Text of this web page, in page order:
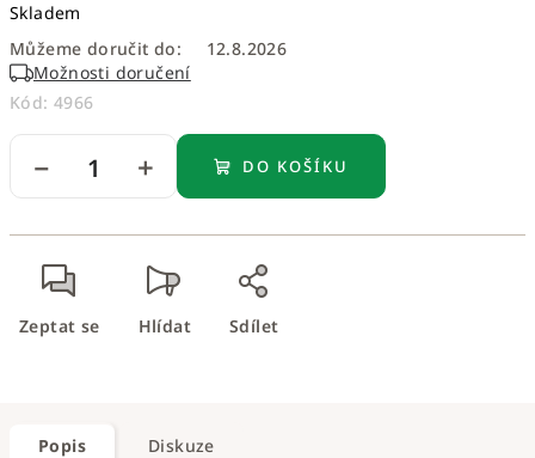
cena:
Skladem
Můžeme doručit do:
12.8.2026
Možnosti doručení
Kód: 4966
+
− DO KOŠÍKU
Zeptat se Hlídat Sdílet
Popis Diskuze